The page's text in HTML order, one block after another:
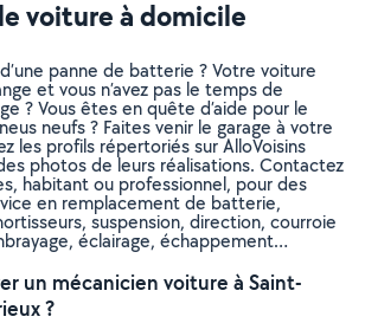
voiture à domicile
panne de batterie ? Votre voiture
et vous n’avez pas le temps de
? Vous êtes en quête d’aide pour le
neufs ? Faites venir le garage à votre
les profils répertoriés sur AlloVoisins
photos de leurs réalisations. Contactez
habitant ou professionnel, pour des
en remplacement de batterie,
suspension, direction, courroie
éclairage, échappement…
un mécanicien voiture à Saint-
?